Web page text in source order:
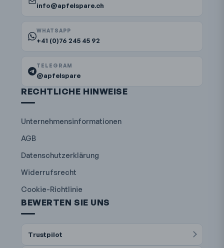
info@apfelspare.ch
WHATSAPP
+41 (0)76 245 45 92
TELEGRAM
@apfelspare
RECHTLICHE HINWEISE
Unternehmensinformationen
AGB
Datenschutzerklärung
Widerrufsrecht
Cookie-Richtlinie
BEWERTEN SIE UNS
Trustpilot